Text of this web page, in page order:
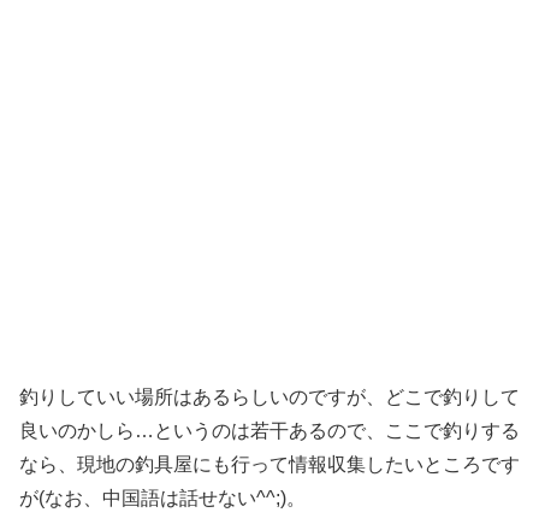
釣りしていい場所はあるらしいのですが、どこで釣りして
良いのかしら…というのは若干あるので、ここで釣りする
なら、現地の釣具屋にも行って情報収集したいところです
が(なお、中国語は話せない^^;)。